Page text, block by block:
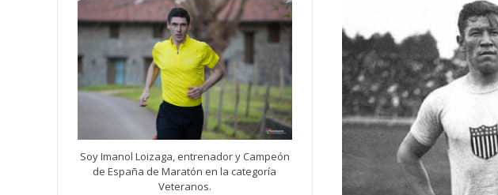
Soy Imanol Loizaga, entrenador y Campeón
de España de Maratón en la categoría
Veteranos.